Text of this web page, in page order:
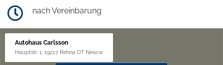
nach Vereinbarung
Autohaus Carlsson
Hauptstr. 1, 19217 Rehna OT Nesow